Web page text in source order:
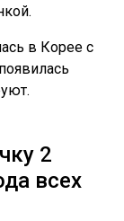
в Корее с
2
всех